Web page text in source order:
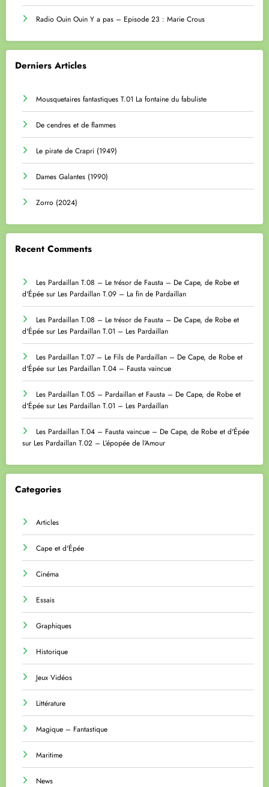
Radio Ouin Ouin Y a pas – Episode 23 : Marie Crous
Derniers Articles
Mousquetaires fantastiques T.01 La fontaine du fabuliste
De cendres et de flammes
Le pirate de Crapri (1949)
Dames Galantes (1990)
Zorro (2024)
Recent Comments
Les Pardaillan T.08 – Le trésor de Fausta – De Cape, de Robe et
d'Épée sur Les Pardaillan T.09 – La fin de Pardaillan
Les Pardaillan T.08 – Le trésor de Fausta – De Cape, de Robe et
d'Épée sur Les Pardaillan T.01 – Les Pardaillan
Les Pardaillan T.07 – Le Fils de Pardaillan – De Cape, de Robe et
d'Épée sur Les Pardaillan T.04 – Fausta vaincue
Les Pardaillan T.05 – Pardaillan et Fausta – De Cape, de Robe et
d'Épée sur Les Pardaillan T.01 – Les Pardaillan
Les Pardaillan T.04 – Fausta vaincue – De Cape, de Robe et d'Épée
sur Les Pardaillan T.02 – L’épopée de l’Amour
Categories
Articles
Cape et d'Épée
Cinéma
Essais
Graphiques
Historique
Jeux Vidéos
Littérature
Magique – Fantastique
Maritime
News